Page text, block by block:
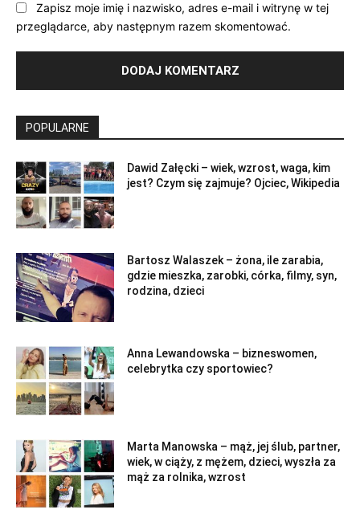
Zapisz moje imię i nazwisko, adres e-mail i witrynę w tej
przeglądarce, aby następnym razem skomentować.
POPULARNE
Dawid Załęcki – wiek, wzrost, waga, kim
jest? Czym się zajmuje? Ojciec, Wikipedia
Bartosz Walaszek – żona, ile zarabia,
gdzie mieszka, zarobki, córka, filmy, syn,
rodzina, dzieci
Anna Lewandowska – bizneswomen,
celebrytka czy sportowiec?
Marta Manowska – mąż, jej ślub, partner,
wiek, w ciąży, z mężem, dzieci, wyszła za
mąż za rolnika, wzrost